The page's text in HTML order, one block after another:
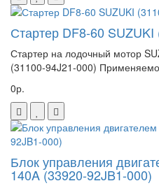
Стартер DF8-60
Стартер на лодочный мотор
(31100-94J21-000)
0р.
Блок управления
140A (33920-92JB1-000)